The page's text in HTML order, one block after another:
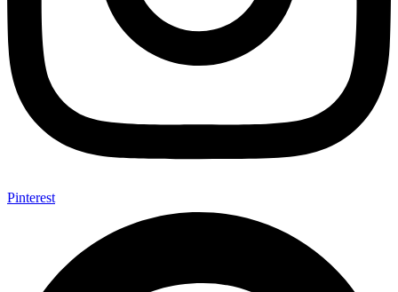
Pinterest